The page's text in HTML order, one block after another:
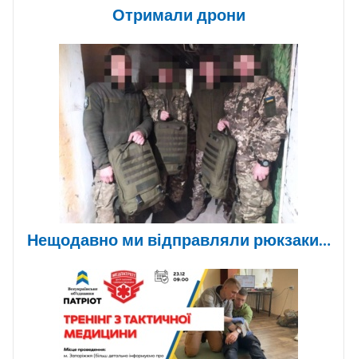
Отримали дрони
Нещодавно ми відправляли рюкзаки…